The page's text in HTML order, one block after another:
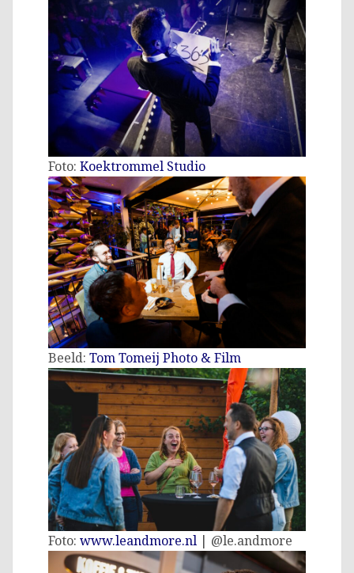
Foto: Koektrommel Studio
Beeld: Tom Tomeij Photo & Film
Foto: www.leandmore.nl | @le.andmore